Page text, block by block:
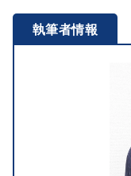
執筆者情報